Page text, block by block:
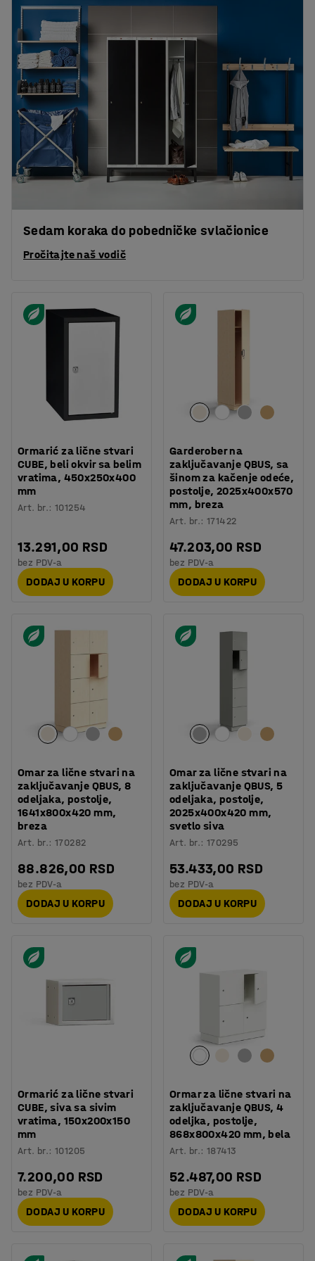
Sedam koraka do pobedničke svlačionice
Pročitajte naš vodič
Ormarić za lične stvari
CUBE, beli okvir sa belim
vratima, 450x250x400
mm
Art. br.:101254
13.291,00 RSD
bez PDV-a
DODAJ U KORPU
Garderober na
zaključavanje QBUS, sa
šinom za kačenje odeće,
postolje, 2025x400x570
mm, breza
Art. br.:171422
47.203,00 RSD
bez PDV-a
DODAJ U KORPU
Omar za lične stvari na
zaključavanje QBUS, 8
odeljaka, postolje,
1641x800x420 mm,
breza
Art. br.:170282
88.826,00 RSD
bez PDV-a
DODAJ U KORPU
Omar za lične stvari na
zaključavanje QBUS, 5
odeljaka, postolje,
2025x400x420 mm,
svetlo siva
Art. br.:170295
53.433,00 RSD
bez PDV-a
DODAJ U KORPU
Ormarić za lične stvari
CUBE, siva sa sivim
vratima, 150x200x150
mm
Art. br.:101205
7.200,00 RSD
bez PDV-a
DODAJ U KORPU
Ormar za lične stvari na
zaključavanje QBUS, 4
odeljka, postolje,
868x800x420 mm, bela
Art. br.:187413
52.487,00 RSD
bez PDV-a
DODAJ U KORPU